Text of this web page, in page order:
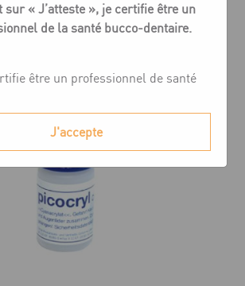
sur « J’atteste », je certifie être un
de la santé bucco-dentaire.
être un professionnel de santé
J'accepte